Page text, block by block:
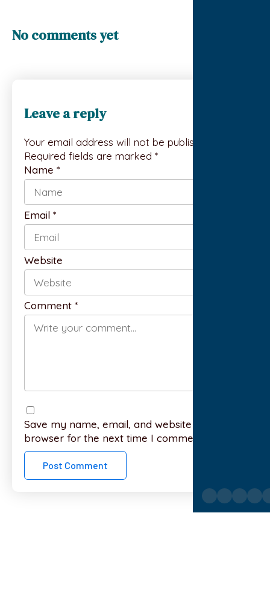
No comments yet
Leave a reply
Your email address will not be published.
Required fields are marked *
Comment *
Name *
Email *
Website
Save my name, email, and website in this
browser for the next time I comment.